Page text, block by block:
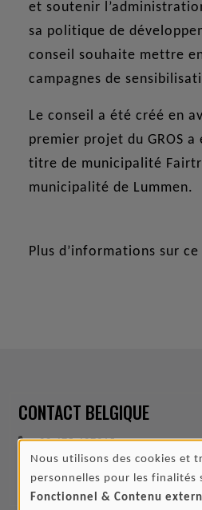
et soutenir
sa politique de
conseil souhaite mettre
campagnes de
Le conseil a été créé en
premier projet du GROS a
titre de municipalité
municipalité de Lummen.
Plus d’informations sur ce
CONTACT BELGIQUE
+32 475 497915
vriendenvankankala@gmail.com
UTILISATION
DES
Nous utilisons des cookies et
personnelles pour les finalités
Fonctionnel & Contenu